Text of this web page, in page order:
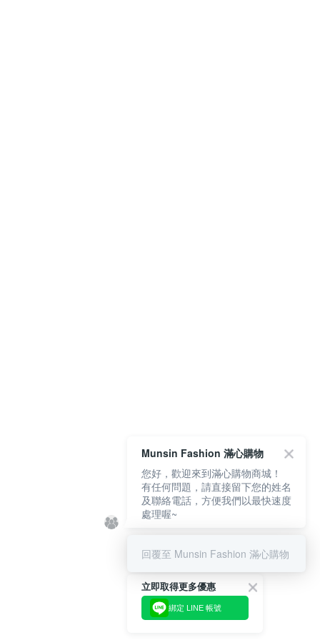
立即取得更多優惠
綁定 LINE 帳號
Munsin Fashion 滿心購物
您好，歡迎來到滿心購物商城！
有任何問題，請直接留下您的姓名
及聯絡電話，方便我們以最快速度
處理喔~
回覆至 Munsin Fashion 滿心購物